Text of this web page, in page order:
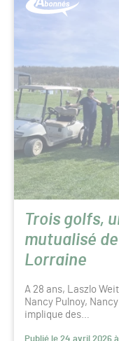
Trois golfs,
mutualisé
Lorraine
A 28 ans, Laszlo
Nancy Pulnoy,
implique des…